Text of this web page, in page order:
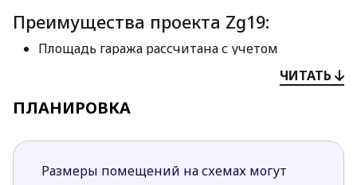
Преимущества проекта Zg19:
Площадь гаража рассчитана с учетом
Комфортное подсобное помещение может
шин, спортивного или садового оборудования,
а также летней садовой мебели.
ЧИТАТЬ
ПЛАНИРОВКА
Размеры помещений на схемах могут